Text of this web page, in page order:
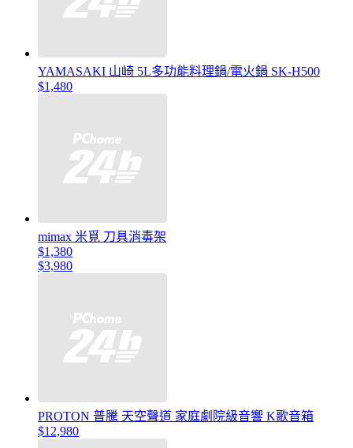
YAMASAKI 山崎 5L多功能料理鍋/電火鍋 SK-H500
$1,480
mimax 米覓 刀具消毒架
$1,380
$3,980
PROTON 普騰 天空聲道 家庭劇院級音響 K歌音箱
$12,980